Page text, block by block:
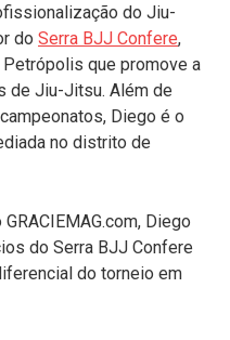
do Jiu-
do Serra BJJ Confere,
que promove a
de Jiu-Jitsu. Além de
Diego é o
no distrito de
Diego
do Serra BJJ Confere
do torneio em